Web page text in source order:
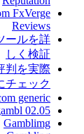
FxVerge
Reviews
ールを詳
しく検証
判を実際
チェック
generic
02.05
Gamblimg